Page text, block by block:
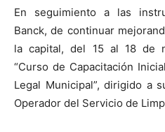
En seguimiento a las
Banck, de continuar
la capital, del 15 al 18 de
“Curso de Capacitación
Legal Municipal”, dirigido a
Operador del Servicio de